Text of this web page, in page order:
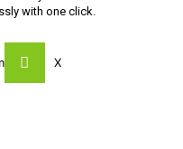
with one click.
X